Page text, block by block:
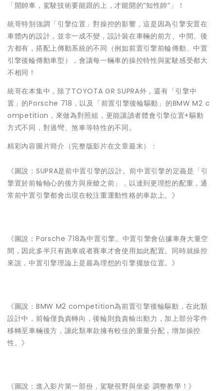
「開帥車，駕駛技術要能跟的上，才能開的”知性帥”」！
統哥特別強調「引擎位置」對操控的影響，這是因為引擎安置在
車體內的設計，並非一成不變，設計裝在車輛的前方、中間、後
方都有，搭配上傳動系統的不同（例如前置引擎前輪傳動、中置
引擎後輪傳動車型），會讓每一輛車的操控特性與駕駛感受都大
不相同！
統哥在本集中，除了TOYOTA GR SUPRA外，還有「引擎中
置」的Porsche 718，以及「前置引擎後輪驅動」的BMW M2 c
ompetition，來做為對照組，更能讓讀者體會引擎位置+驅動
方式不同，對過彎、煞車等特性的不同。
精彩內容圖片簡介（完整版影片在文章最末）：
《圖說：SUPRA是前中置引擎的設計。前中置引擎的定義是「引
擎置於前輪軸心的後方與座艙之前」，以達到更理想的配重，通
常前中置引擎都會出現在較注重運動性格的車款上。》
《圖說：Porsche 718為中置引擎。中置引擎會佔據車身大量空
間，因此多半只有跑車或者賽車才會使用如此配置。同時就操控
來說，中置引擎理論上是最為理想的引擎擺放位置。》
《圖說：BMW M2 competition為前置引擎後輪驅動，在此類
設計中，前輪僅負責轉向，後輪則負責輸出動力，加上部分零件
移轉至車輛後方，讓此類車款擁有較佳的重量分配，增加操控
性。》
《圖說：進入影片第一部份，駕駛視野與坐姿 調整教學！》